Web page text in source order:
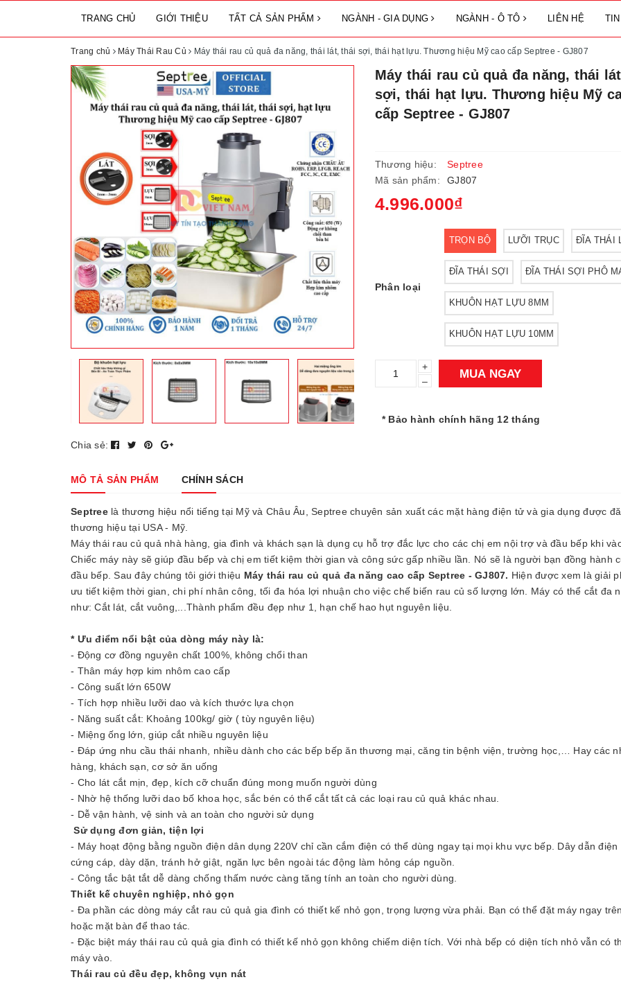
TRANG CHỦ GIỚI THIỆU TẤT CẢ SẢN PHẨM NGÀNH - GIA DỤNG NGÀNH - Ô TÔ LIÊN HỆ
Trang chủ Máy Thái Rau Củ Máy thái rau củ quả đa năng, thái lát, thái sợi, thái hạt lựu. Thương hiệu Mỹ cao cấp Septree - GJ807
Chia sẻ:
Máy thái rau củ quả đa năng, thái
sợi, thái hạt lựu. Thương hiệu Mỹ
cấp Septree - GJ807
Thương hiệu:
Septree
Mã sản phẩm:
GJ807
4.996.000₫
Phân loại
TRỌN BỘ LƯỠI TRỤC ĐĨA THÁI
ĐĨA THÁI SỢI ĐĨA THÁI SỢI PHÔ
KHUÔN HẠT LỰU 8MM
KHUÔN HẠT LỰU 10MM
+
–
MUA NGAY
* Bảo hành chính hãng 12 tháng
MÔ TẢ SẢN PHẨM CHÍNH SÁCH
Septreelà thương hiệu nổi tiếng tại Mỹ và Châu Âu, Septree chuyên sản xuất các mặt hàng điện tử và gia dụng được
thương hiệu tại USA - Mỹ.
Máy thái rau củ quả nhà hàng, gia đình và khách sạn là dụng cụ hỗ trợ đắc lực cho các chị em nội trợ và đầu bếp khi
Chiếc máy này sẽ giúp đầu bếp và chị em tiết kiệm thời gian và công sức gấp nhiều lần. Nó sẽ là người bạn đồng hành
đầu bếp. Sau đây chúng tôi giới thiệu Máy thái rau củ quả đa năng cao cấp Septree - GJ807. Hiện được xem là giải
ưu tiết kiệm thời gian, chi phí nhân công, tối đa hóa lợi nhuận cho việc chế biến rau củ số lượng lớn. Máy có thể cắt đa
như: Cắt lát, cắt vuông,...Thành phẩm đều đẹp như 1, hạn chế hao hụt nguyên liệu.
* Ưu điểm nổi bật của dòng máy này là:
- Động cơ đồng nguyên chất 100%, không chổi than
- Thân máy hợp kim nhôm cao cấp
- Công suất lớn 650W
- Tích hợp nhiều lưỡi dao và kích thước lựa chọn
- Năng suất cắt: Khoảng 100kg/ giờ ( tùy nguyên liệu)
- Miệng ống lớn, giúp cắt nhiều nguyên liệu
- Đáp ứng nhu cầu thái nhanh, nhiều dành cho các bếp bếp ăn thương mại, căng tin bệnh viện, trường học,… Hay các
hàng, khách sạn, cơ sở ăn uống
- Cho lát cắt mịn, đẹp, kích cỡ chuẩn đúng mong muốn người dùng
- Nhờ hệ thống lưỡi dao bố khoa học, sắc bén có thể cắt tất cả các loại rau củ quả khác nhau.
- Dễ vận hành, vệ sinh và an toàn cho người sử dụng
Sử dụng đơn giản, tiện lợi
- Máy hoạt động bằng nguồn điện dân dụng 220V chỉ cần cắm điện có thể dùng ngay tại mọi khu vực bếp. Dây dẫn điện
cứng cáp, dày dặn, tránh hở giật, ngăn lực bên ngoài tác động làm hỏng cáp nguồn.
- Công tắc bật tắt dễ dàng chống thấm nước càng tăng tính an toàn cho người dùng.
Thiết kế chuyên nghiệp, nhỏ gọn
- Đa phần các dòng máy cắt rau củ quả gia đình có thiết kế nhỏ gọn, trọng lượng vừa phải. Bạn có thể đặt máy ngay
hoặc mặt bàn để thao tác.
- Đặc biệt máy thái rau củ quả gia đình có thiết kế nhỏ gọn không chiếm diện tích. Với nhà bếp có diện tích nhỏ vẫn có
máy vào.
Thái rau củ đều đẹp, không vụn nát